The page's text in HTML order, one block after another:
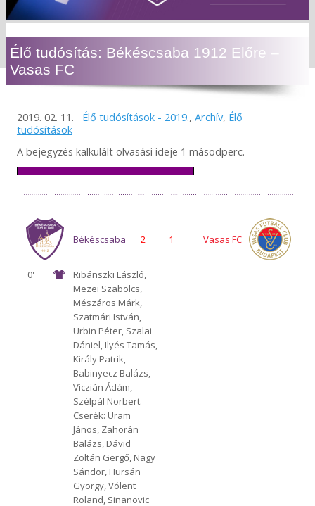
Élő tudósítás: Békéscsaba 1912 Előre –
Vasas FC
2019. 02. 11. Élő tudósítások - 2019., Archív, Élő
tudósítások
A bejegyzés kalkulált olvasási ideje 1 másodperc.
Békéscsaba
1912 Előre
2 Vasas FC
1
0'
Ribánszki László,
Mezei Szabolcs,
Mészáros Márk,
Szatmári István,
Urbin Péter, Szalai
Dániel, Ilyés Tamás,
Király Patrik,
Babinyecz Balázs,
Viczián Ádám,
Szélpál Norbert.
Cserék: Uram
János, Zahorán
Balázs, Dávid
Zoltán Gergő, Nagy
Sándor, Hursán
György, Vólent
Roland, Sinanovic